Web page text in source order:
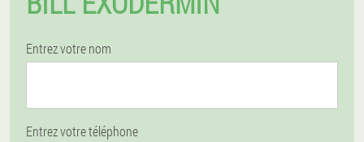
Entrez votre nom
Entrez votre téléphone